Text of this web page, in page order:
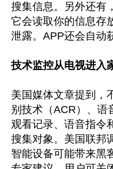
搜集信息。另外还有
它会读取你的信息存
泄露。APP还会自动
技术监控从电视进入
美国媒体文章提到，
别技术（ACR）、语
观看记录、语音指令
搜集对象。美国联邦
智能设备可能带来黑